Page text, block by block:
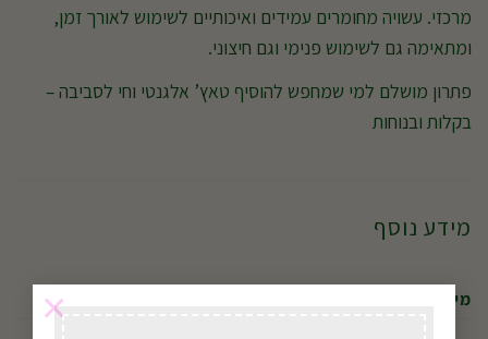
×
מרכזי. עשויה מחומרים עמידים ואיכותיים לשימוש לאורך זמן,
ומתאימה גם לשימוש פנימי וגם חיצוני.
פתרון מושלם למי שמחפש להוסיף טאץ’ אלגנטי וחי לסביבה –
בקלות ובנוחות
מידע נוסף
מידות